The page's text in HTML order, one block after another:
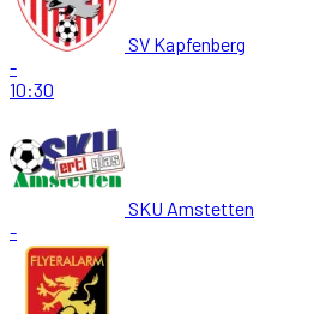
SV Kapfenberg
-
10:30
SKU Amstetten
-